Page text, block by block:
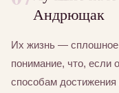
Андрющак
Их жизнь — сплошное
понимание, что, если
способам достижения